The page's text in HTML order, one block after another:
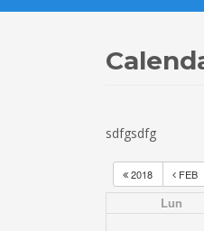
sdfgsdfg
2018 FEB
Lun